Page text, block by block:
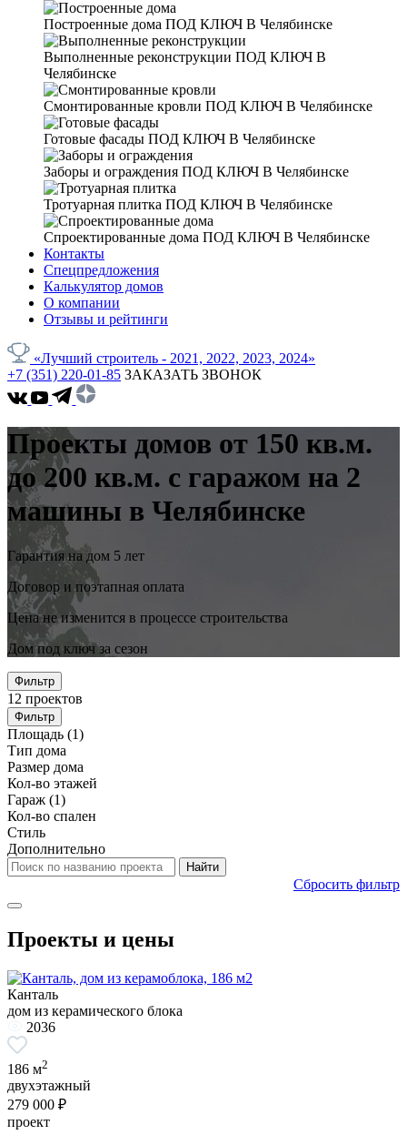
Построенные дома ПОД КЛЮЧ В Челябинске
Выполненные реконструкции ПОД КЛЮЧ В
Челябинске
Смонтированные кровли ПОД КЛЮЧ В Челябинске
Готовые фасады ПОД КЛЮЧ В Челябинске
Заборы и ограждения ПОД КЛЮЧ В Челябинске
Тротуарная плитка ПОД КЛЮЧ В Челябинске
Спроектированные дома ПОД КЛЮЧ В Челябинске
Контакты
Спецпредложения
Калькулятор домов
О компании
Отзывы и рейтинги
«Лучший строитель - 2021, 2022, 2023, 2024»
+7 (351) 220-01-85 ЗАКАЗАТЬ ЗВОНОК
Проекты домов от 150 кв.м.
до 200 кв.м. с гаражом на 2
машины в Челябинске
Гарантия на дом 5 лет
Договор и поэтапная оплата
Цена не изменится в процессе строительства
Дом под ключ за сезон
Фильтр
12 проектов
Фильтр
Площадь (1)
Тип дома
Размер дома
Кол-во этажей
Гараж (1)
Кол-во спален
Стиль
Дополнительно
Сбросить фильтр
Проекты и цены
Канталь
дом из керамического блока
2036
186 м2
двухэтажный
279 000 ₽
проект